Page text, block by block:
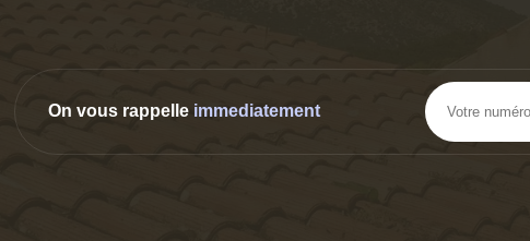
On vous rappelle immediatement